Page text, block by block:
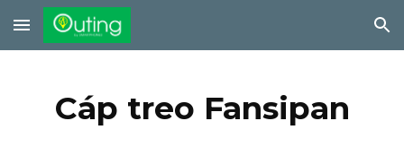
Skip to main content Skip to navigation
Cáp treo Fansipan